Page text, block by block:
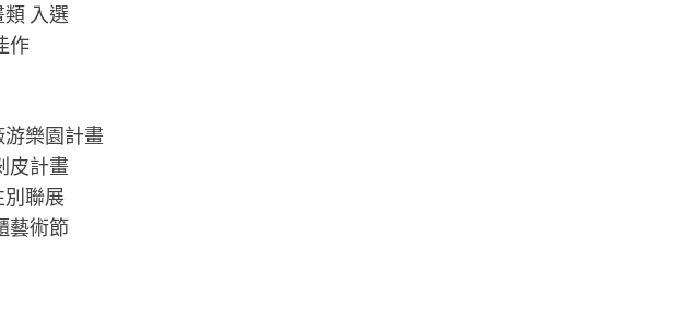
入選
作
樂園計畫
皮計畫
聯展
藝術節